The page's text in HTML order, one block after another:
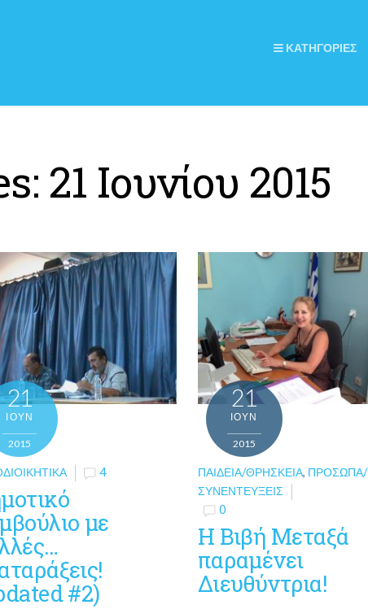
ΚΑΤΗΓΟΡΙΕΣ
21 Ιουνίου 2015
21
ΙΟΎΝ
2015
4
με
#2)
21
ΙΟΎΝ
2015
ΠΑΙΔΕΊΑ/ΘΡΗΣΚΕΊΑ, ΠΡΌΣΩΠΑ/
ΣΥΝΕΝΤΕΎΞΕΙΣ
0
Η Βιβή Μεταξά
παραμένει
Διευθύντρια!